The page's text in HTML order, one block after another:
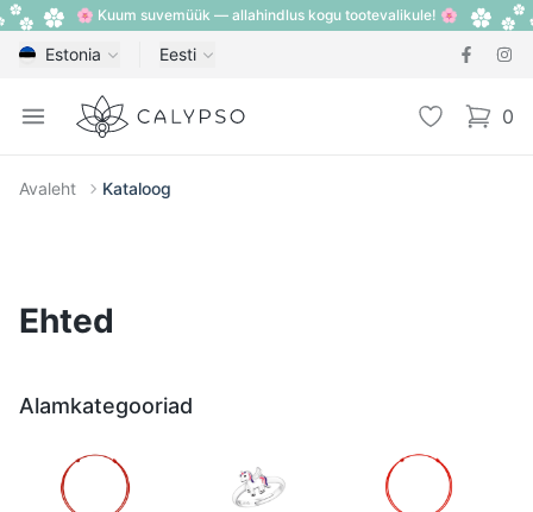
🌸 Kuum suvemüük — allahindlus kogu tootevalikule! 🌸
Estonia Eesti
Open menu
Calypso Lemmik 0
items
Avaleht Kataloog
Ehted
Alamkategooriad